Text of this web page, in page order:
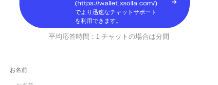
(https://wallet.xsolla.com/)
でより迅速なチャットサポート
を利用できます。
平均応答時間： 1 チャットの場合は分間
お名前